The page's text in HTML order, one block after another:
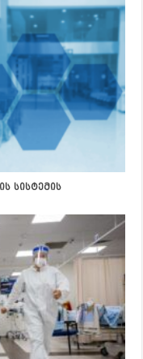
სისტემის